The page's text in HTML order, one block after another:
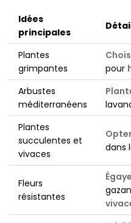
Idées
principales
Plantes
grimpantes
pour
Arbustes
méditerranéens
Plantes
succulentes et
vivaces
dans
Fleurs
résistantes